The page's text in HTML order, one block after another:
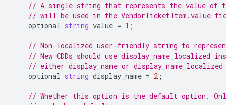
// A single string that represents the value of
// will be used in the VendorTicketItem.value
optional string value = 1 ;
// Non-localized user-friendly string to
// New CDDs should use
// either display_name or
optional string display_name = 2 ;
// Whether this option is the default option.